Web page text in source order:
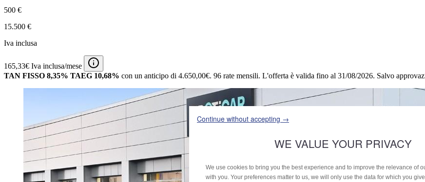
500 €
15.500 €
Iva inclusa
165,33€ Iva inclusa/mese
TAN FISSO 8,35% TAEG 10,68% con un anticipo di 4.650,00€. 96 rate mensili. L'offerta è valida fino al 31/08/2026. Salvo
Continue without accepting →
WE VALUE YOUR PRIVACY
We use cookies to bring you the best experience and to improve the relevance of
with you. Your preferences matter to us, we will only use the data for which you